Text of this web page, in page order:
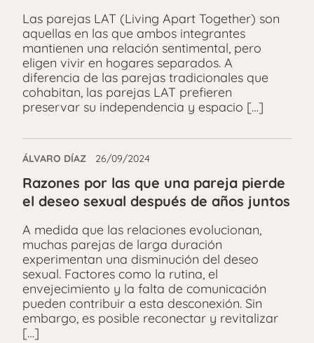
Las parejas LAT (Living Apart Together) son
aquellas en las que ambos integrantes
mantienen una relación sentimental, pero
eligen vivir en hogares separados. A
diferencia de las parejas tradicionales que
cohabitan, las parejas LAT prefieren
preservar su independencia y espacio […]
ÁLVARO DÍAZ 26/09/2024
Razones por las que una pareja pierde
el deseo sexual después de años juntos
A medida que las relaciones evolucionan,
muchas parejas de larga duración
experimentan una disminución del deseo
sexual. Factores como la rutina, el
envejecimiento y la falta de comunicación
pueden contribuir a esta desconexión. Sin
embargo, es posible reconectar y revitalizar
[…]